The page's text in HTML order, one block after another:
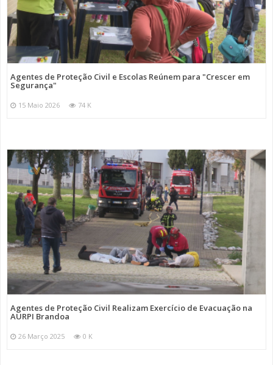
Agentes de Proteção Civil e Escolas Reúnem para "Crescer em
Segurança"
15 Maio 2026 74 K
Agentes de Proteção Civil Realizam Exercício de Evacuação na
AURPI Brandoa
26 Março 2025 0 K